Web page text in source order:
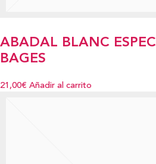
ABADAL BLANC
BAGES
21,00€ Añadir al carrito